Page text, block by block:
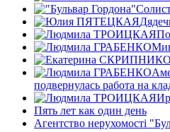
подвернулась работа на
Пять лет как один день
Агентство нерухомості